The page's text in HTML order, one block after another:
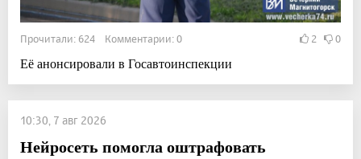
Прочитали: 624 Комментарии: 0 2 0
Её анонсировали в Госавтоинспекции
10:30, 7 авг 2026
Нейросеть помогла оштрафовать